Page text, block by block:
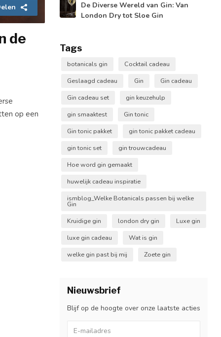
de
op een
De Diverse Wereld van Gin: Van
London Dry tot Sloe Gin
Tags
botanicals gin
Cocktail cadeau
Geslaagd cadeau
Gin
Gin cadeau
Gin cadeau set
gin keuzehulp
gin smaaktest
Gin tonic
Gin tonic pakket
gin tonic pakket cadeau
gin tonic set
gin trouwcadeau
Hoe word gin gemaakt
huwelijk cadeau inspiratie
ismblog_Welke Botanicals passen bij welke
Gin
Kruidige gin
london dry gin
Luxe gin
luxe gin cadeau
Wat is gin
welke gin past bij mij
Zoete gin
Nieuwsbrief
Blijf op de hoogte over onze laatste acties